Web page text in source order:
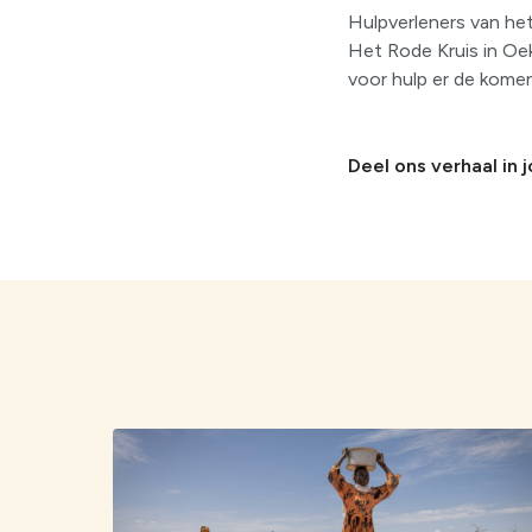
Hulpverleners van
Het Rode Kruis in
voor hulp er de
Deel ons verhaal in